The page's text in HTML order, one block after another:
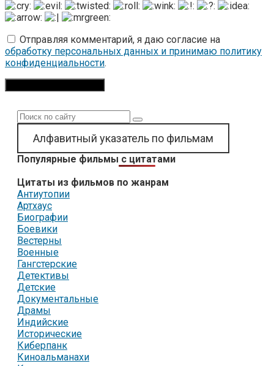
Отправляя комментарий, я даю согласие на
обработку персональных данных и принимаю политику
конфиденциальности.
Поиск:
Алфавитный указатель по фильмам
Популярные фильмы с цитатами
Цитаты из фильмов по жанрам
Антиутопии
Артхаус
Биографии
Боевики
Вестерны
Военные
Гангстерские
Детективы
Детские
Документальные
Драмы
Индийские
Исторические
Киберпанк
Киноальманахи